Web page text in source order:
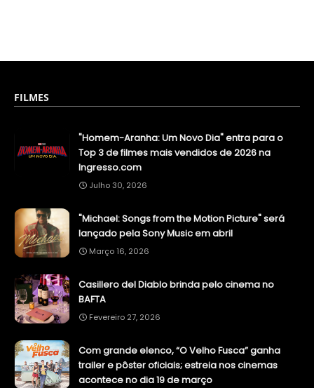
FILMES
"Homem-Aranha: Um Novo Dia" entra para o
Top 3 de filmes mais vendidos de 2026 na
Ingresso.com
Julho 30, 2026
"Michael: Songs from the Motion Picture" será
lançado pela Sony Music em abril
Março 16, 2026
Casillero del Diablo brinda pelo cinema no
BAFTA
Fevereiro 27, 2026
Com grande elenco, “O Velho Fusca” ganha
trailer e pôster oficiais; estreia nos cinemas
acontece no dia 19 de março